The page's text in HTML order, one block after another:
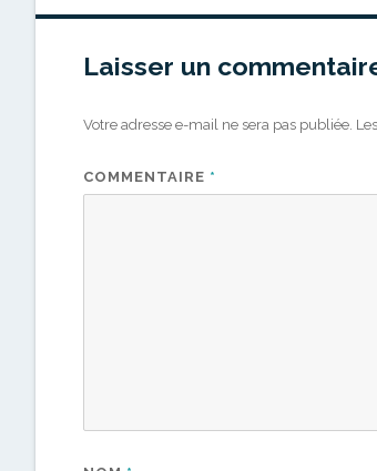
Laisser un
Votre adresse e-mail ne sera pas publiée.
COMMENTAIRE *